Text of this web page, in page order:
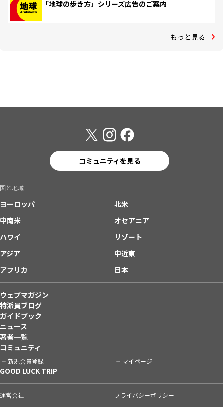
「地球の歩き方」シリーズ広告のご案内
もっと見る
コミュニティを見る
国と地域
ヨーロッパ
北米
中南米
オセアニア
ハワイ
リゾート
アジア
中近東
アフリカ
日本
ウェブマガジン
特派員ブログ
ガイドブック
ニュース
著者一覧
コミュニティ
新規会員登録 マイページ
GOOD LUCK TRIP
運営会社
プライバシーポリシー